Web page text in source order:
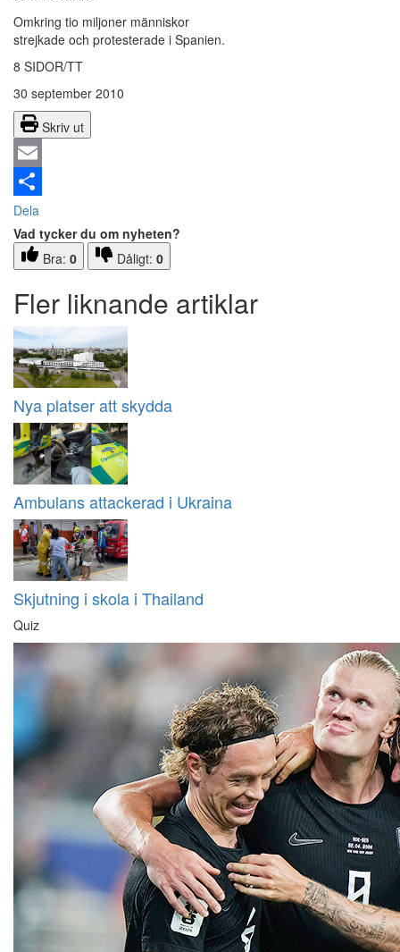
Omkring tio miljoner människor
strejkade och protesterade i Spanien.
8 SIDOR/TT
30 september 2010
Skriv ut
Email
Dela
Vad tycker du om nyheten?
Bra: 0 Dåligt: 0
Fler liknande artiklar
Nya platser att skydda
Ambulans attackerad i Ukraina
Skjutning i skola i Thailand
Quiz